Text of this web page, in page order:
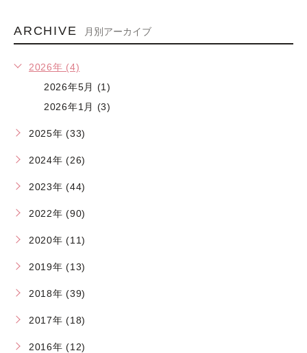
ARCHIVE 月別アーカイブ
2026年 (4)
2026年5月 (1)
2026年1月 (3)
2025年 (33)
2024年 (26)
2023年 (44)
2022年 (90)
2020年 (11)
2019年 (13)
2018年 (39)
2017年 (18)
2016年 (12)